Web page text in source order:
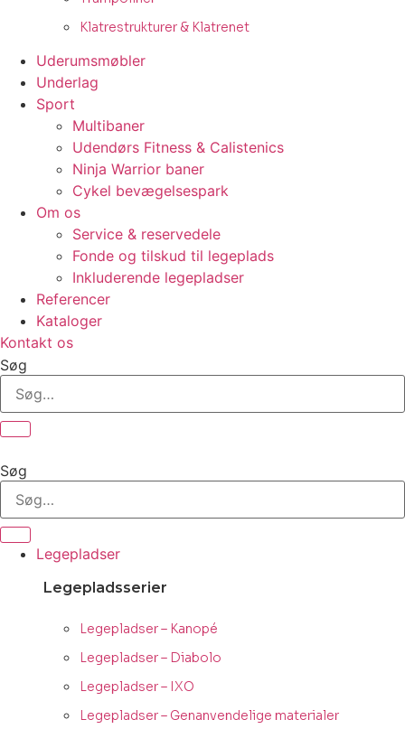
Klatrestrukturer & Klatrenet
Uderumsmøbler
Underlag
Sport
Multibaner
Udendørs Fitness & Calistenics
Ninja Warrior baner
Cykel bevægelsespark
Om os
Service & reservedele
Fonde og tilskud til legeplads
Inkluderende legepladser
Referencer
Kataloger
Kontakt os
Søg
Søg
Legepladser
Legepladsserier
Legepladser – Kanopé
Legepladser – Diabolo
Legepladser – IXO
Legepladser – Genanvendelige materialer